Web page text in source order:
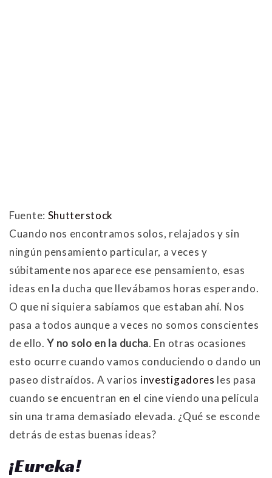
Fuente: Shutterstock
Cuando nos encontramos solos, relajados y sin
ningún pensamiento particular, a veces y
súbitamente nos aparece ese pensamiento, esas
ideas en la ducha que llevábamos horas esperando.
O que ni siquiera sabíamos que estaban ahí. Nos
pasa a todos aunque a veces no somos conscientes
de ello.Y no solo en la ducha. En otras ocasiones
esto ocurre cuando vamos conduciendo o dando un
paseo distraídos. A varios investigadores les pasa
cuando se encuentran en el cine viendo una película
sin una trama demasiado elevada. ¿Qué se esconde
detrás de estas buenas ideas?
¡Eureka!